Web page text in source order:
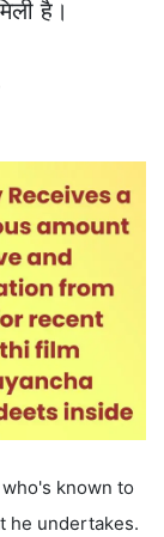
है।
known to
he undertakes.